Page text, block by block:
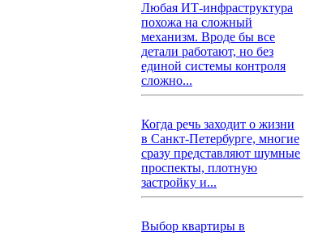
Любая ИТ-инфраструктура
похожа на сложный
механизм. Вроде бы все
детали работают, но без
единой системы контроля
сложно...
Когда речь заходит о жизни
в Санкт-Петербурге, многие
сразу представляют шумные
проспекты, плотную
застройку и...
Выбор квартиры в